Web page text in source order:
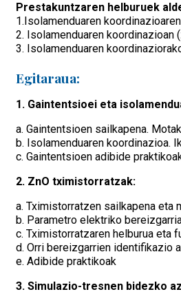
Prestakuntzaren helburuek
1.Isolamenduaren
2. Isolamenduaren
3. Isolamenduaren
Egitaraua:
1. Gaintentsioei eta
a. Gaintentsioen sailkapena. Motak
b. Isolamenduaren koordinazioa.
c. Gaintentsioen adibide
2. ZnO tximistorratzak:
a. Tximistorratzen sailkapena eta
b. Parametro elektriko
c. Tximistorratzaren helburua eta
d. Orri bereizgarrien identifikazio
e. Adibide praktikoak
3. Simulazio-tresnen bidezko